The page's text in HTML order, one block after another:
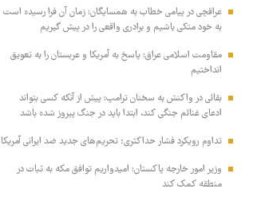
عراقچی در پیامی خطاب به همسایگان: زمان آن فرا رسیده است
به خود متکی باشیم و برادری واقعی را در پیش گیریم
مقاومت اسلامی عراق: پاسخ به آمریکا و عربستان را به تعویق
انداختیم
بقائی در واکنش به سخنان ترامپ: پیش از آنکه کسی بتواند
ادعای غنائم جنگی کند، ابتدا باید در جنگ پیروز شده باشد
تداوم رویکرد فشار حداکثری؛ تحریم‌های جدید ضد ایرانی آمریکا
وزیر امور خارجه پاکستان: امیدواریم توافق مکه به ثبات در
منطقه کمک کند